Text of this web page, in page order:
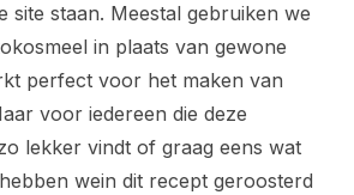
site staan. Meestal gebruiken we
in plaats van gewone
perfect voor het maken van
voor iedereen die deze
lekker vindt of graag eens wat
wein dit recept geroosterd